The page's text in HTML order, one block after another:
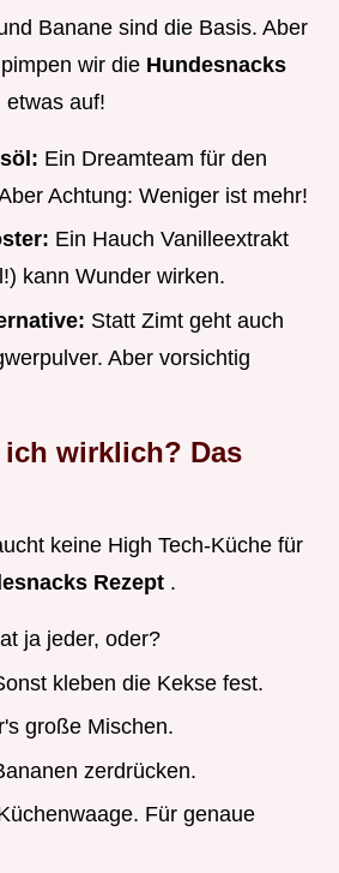
Banane sind die Basis. Aber
wir die Hundesnacks
etwas auf!
Ein Dreamteam für den
Achtung: Weniger ist mehr!
Ein Hauch Vanilleextrakt
kann Wunder wirken.
Statt Zimt geht auch
Aber vorsichtig
ich wirklich? Das
keine High Tech-Küche für
Rezept .
ja jeder, oder?
kleben die Kekse fest.
große Mischen.
zerdrücken.
Für genaue